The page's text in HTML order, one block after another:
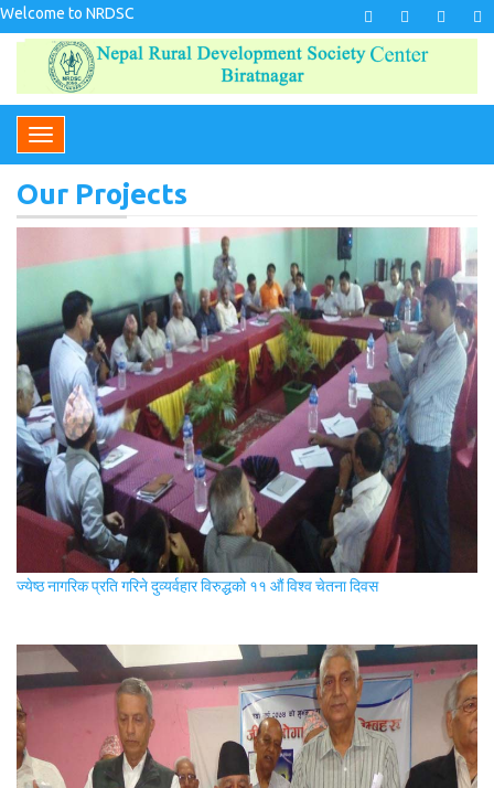
Welcome to NRDSC
Our Projects
ज्येष्ठ नागरिक प्रति गरिने दुव्यर्वहार विरुद्धको ११ औं विश्व चेतना दिवस